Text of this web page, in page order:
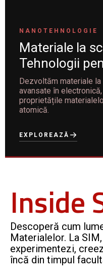
NANOTEHNOLOGIE
Materiale la
Tehnologii
Dezvoltăm materiale
avansate în
proprietățile
atomică.
EXPLOREAZĂ
Inside
Descoperă cum
Materialelor. La
experimentezi,
încă din timpul